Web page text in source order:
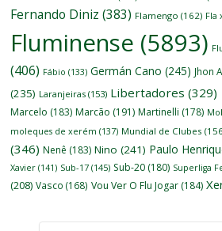
Fernando Diniz (383) Flamengo (162) Fla
Fluminense (5893)
(406) Fábio (133) Germán Cano (245) Jhon
(235) Laranjeiras (153) Libertadores (329)
Marcelo (183) Marcão (191) Martinelli (178)
moleques de xerém (137) Mundial de Clubes
(346) Nenê (183) Nino (241) Paulo
Xavier (141) Sub-17 (145) Sub-20 (180) Superliga
(208) Vasco (168) Vou Ver O Flu Jogar (184)